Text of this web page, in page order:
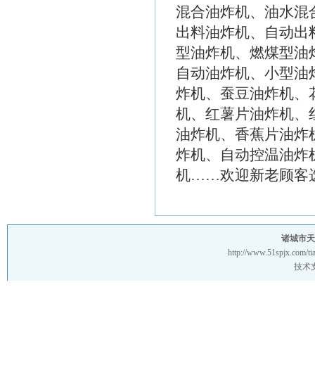
混合油炸机、油水混
出料油炸机、自动出
型油炸机、燃煤型油
自动油炸机、小型
炸机、蚕豆油炸机、
机、红薯片油炸机、
油炸机、香蕉片油炸
炸机、自动控温油炸
机……欢迎新老顾客
诸城市
http://www.51spjx.com/
技术